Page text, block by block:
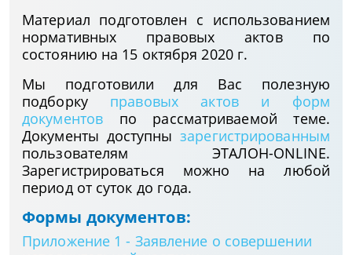
Материал подготовлен с использованием
нормативных правовых актов по
состоянию на 15 октября 2020 г.
Мы подготовили для Вас полезную
подборку правовых актов и форм
документов по рассматриваемой теме.
Документы доступнызарегистрированным
пользователям ЭТАЛОН-ONLINE.
Зарегистрироваться можно на любой
период от суток до года.
Формы документов:
Приложение 1 - Заявление о совершении